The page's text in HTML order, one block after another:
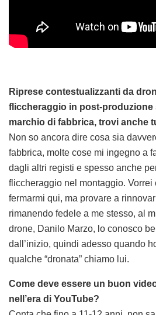
Riprese contestualizzanti da
fliccheraggio in post-produzione
marchio di fabbrica, trovi anche
Non so ancora dire cosa sia
fabbrica, molte cose mi ingegno a
dagli altri registi e spesso anche
fliccheraggio nel montaggio. Vorrei
fermarmi qui, ma provare a
rimanendo fedele a me stesso, al
drone, Danilo Marzo, lo conosco
dall’inizio, quindi adesso quando
qualche “dronata” chiamo lui.
Come deve essere un buon
nell’era di YouTube?